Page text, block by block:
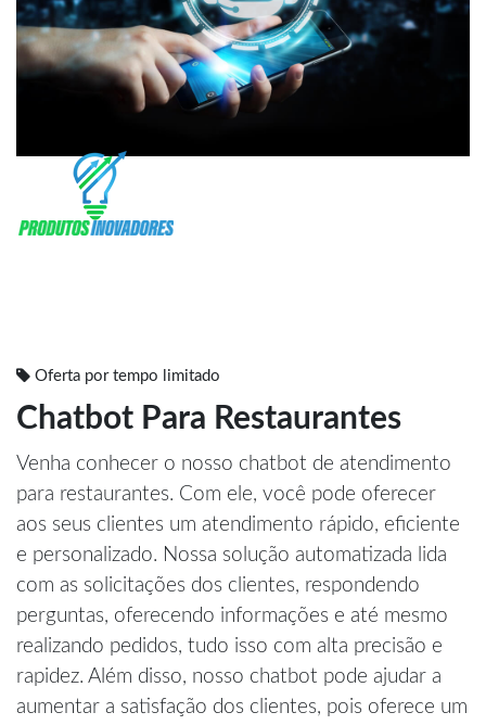
Oferta por tempo limitado
Chatbot Para Restaurantes
Venha conhecer o nosso chatbot de atendimento
para restaurantes. Com ele, você pode oferecer
aos seus clientes um atendimento rápido, eficiente
e personalizado. Nossa solução automatizada lida
com as solicitações dos clientes, respondendo
perguntas, oferecendo informações e até mesmo
realizando pedidos, tudo isso com alta precisão e
rapidez. Além disso, nosso chatbot pode ajudar a
aumentar a satisfação dos clientes, pois oferece um